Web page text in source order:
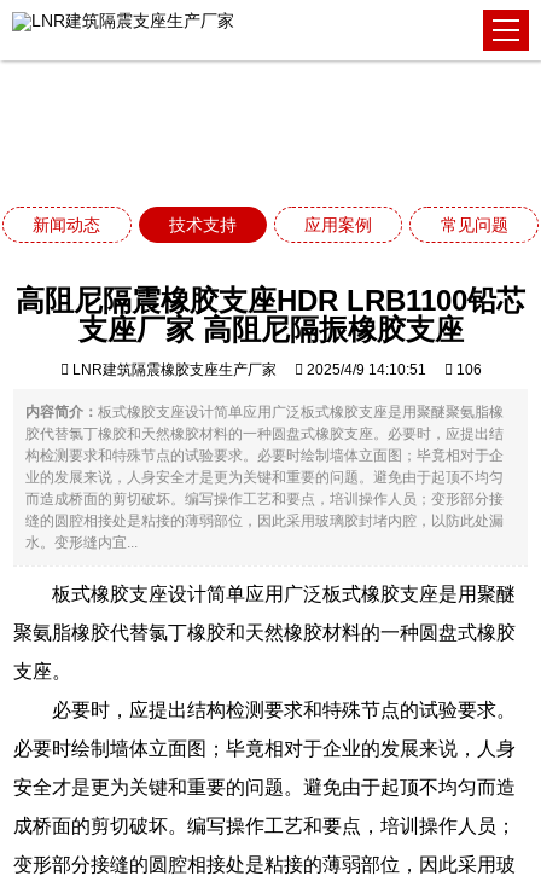
新闻动态 技术支持 应用案例 常见问题
高阻尼隔震橡胶支座HDR LRB1100铅芯
支座厂家 高阻尼隔振橡胶支座
LNR建筑隔震橡胶支座生产厂家 2025/4/9 14:10:51 106
内容简介：板式橡胶支座设计简单应用广泛板式橡胶支座是用聚醚聚氨脂橡
胶代替氯丁橡胶和天然橡胶材料的一种圆盘式橡胶支座。必要时，应提出结
构检测要求和特殊节点的试验要求。必要时绘制墙体立面图；毕竟相对于企
业的发展来说，人身安全才是更为关键和重要的问题。避免由于起顶不均匀
而造成桥面的剪切破坏。编写操作工艺和要点，培训操作人员；变形部分接
缝的圆腔相接处是粘接的薄弱部位，因此采用玻璃胶封堵内腔，以防此处漏
水。变形缝内宜...
板式橡胶支座设计简单应用广泛板式橡胶支座是用聚醚
聚氨脂橡胶代替氯丁橡胶和天然橡胶材料的一种圆盘式橡胶
支座。
必要时，应提出结构检测要求和特殊节点的试验要求。
必要时绘制墙体立面图；毕竟相对于企业的发展来说，人身
安全才是更为关键和重要的问题。避免由于起顶不均匀而造
成桥面的剪切破坏。编写操作工艺和要点，培训操作人员；
变形部分接缝的圆腔相接处是粘接的薄弱部位，因此采用玻